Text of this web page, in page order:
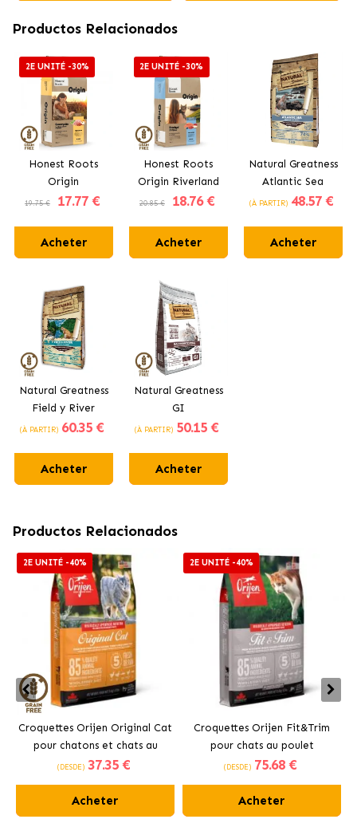
Productos Relacionados
2E UNITÉ -30%
Honest Roots
Origin
Countryside
Bœuf
19.75 € 17.77 €
Acheter
2E UNITÉ -30%
Honest Roots
Origin Riverland
Aliment Naturel
20.85 € 18.76 €
Acheter
Natural Greatness
Atlantic Sea
Croquettes pour
(À PARTIR) 48.57 €
Acheter
Natural Greatness
Field y River
Croquettes pour
(À PARTIR) 60.35 €
Acheter
Natural Greatness
GI
Gastrointestinal
(À PARTIR) 50.15 €
Acheter
Productos Relacionados
2E UNITÉ -40%
Croquettes Orijen Original Cat
pour chatons et chats au
poulet
(DESDE) 37.35 €
Acheter
2E UNITÉ -40%
Croquettes Orijen Fit&Trim
pour chats au poulet
(DESDE) 75.68 €
Acheter